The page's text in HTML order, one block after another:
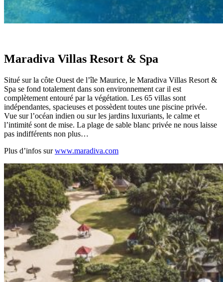
Maradiva Villas Resort & Spa
Situé sur la côte Ouest de l’île Maurice, le Maradiva Villas Resort &
Spa se fond totalement dans son environnement car il est
complètement entouré par la végétation. Les 65 villas sont
indépendantes, spacieuses et possèdent toutes une piscine privée.
Vue sur l’océan indien ou sur les jardins luxuriants, le calme et
l’intimité sont de mise. La plage de sable blanc privée ne nous laisse
pas indifférents non plus…
Plus d’infos surwww.maradiva.com